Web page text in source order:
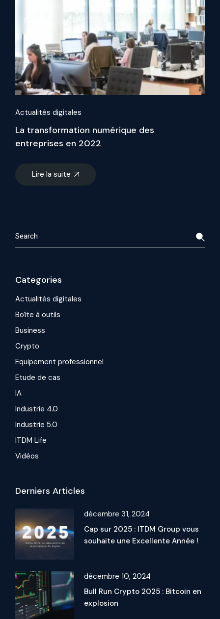
Fév
Actualités digitales
La transformation numérique des
entreprises en 2022
Lire la suite
Categories
Actualités digitales
Boîte à outils
Business
Crypto
Equipement professionnel
Etude de cas
IA
Industrie 4.0
Industrie 5.0
ITDM Life
Vidéos
Derniers Articles
décembre 31, 2024
Cap sur 2025 : ITDM Group vous
souhaite une Excellente Année !
décembre 10, 2024
Bull Run Crypto 2025 : Bitcoin en
explosion